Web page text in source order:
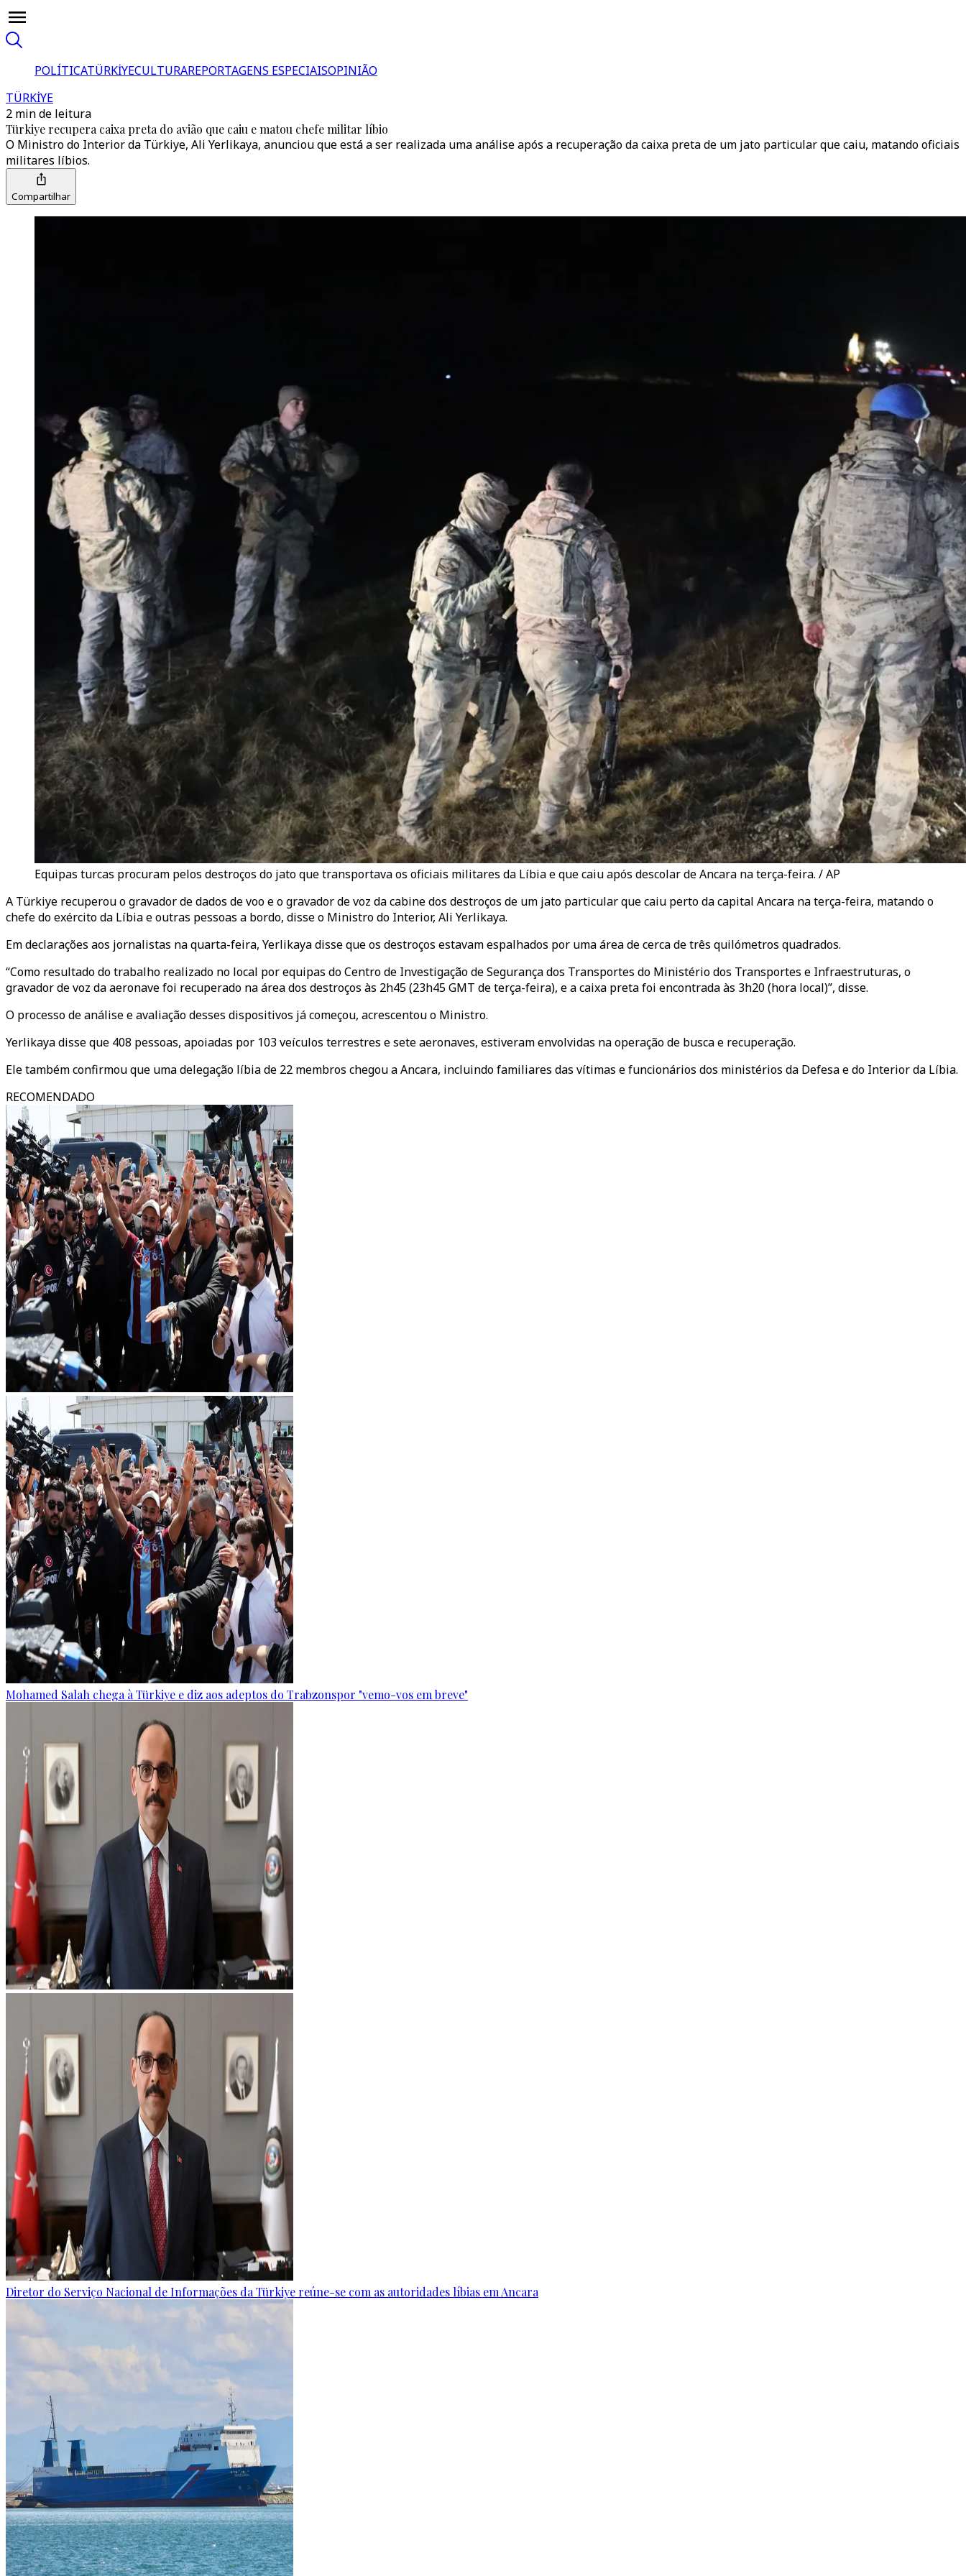
POLÍTICATÜRKİYECULTURAREPORTAGENS ESPECIAISOPINIÃO
TÜRKİYE
2 min de leitura
Türkiye recupera caixa preta do avião que caiu e matou chefe militar líbio
O Ministro do Interior da Türkiye, Ali Yerlikaya, anunciou que está a ser realizada uma análise após a recuperação da caixa preta de um jato particular que caiu, matando oficiais
militares líbios.
Compartilhar
Equipas turcas procuram pelos destroços do jato que transportava os oficiais militares da Líbia e que caiu após descolar de Ancara na terça-feira. / AP
A Türkiye recuperou o gravador de dados de voo e o gravador de voz da cabine dos destroços de um jato particular que caiu perto da capital Ancara na terça-feira, matando o
chefe do exército da Líbia e outras pessoas a bordo, disse o Ministro do Interior, Ali Yerlikaya.
Em declarações aos jornalistas na quarta-feira, Yerlikaya disse que os destroços estavam espalhados por uma área de cerca de três quilómetros quadrados.
“Como resultado do trabalho realizado no local por equipas do Centro de Investigação de Segurança dos Transportes do Ministério dos Transportes e Infraestruturas, o
gravador de voz da aeronave foi recuperado na área dos destroços às 2h45 (23h45 GMT de terça-feira), e a caixa preta foi encontrada às 3h20 (hora local)”, disse.
O processo de análise e avaliação desses dispositivos já começou, acrescentou o Ministro.
Yerlikaya disse que 408 pessoas, apoiadas por 103 veículos terrestres e sete aeronaves, estiveram envolvidas na operação de busca e recuperação.
Ele também confirmou que uma delegação líbia de 22 membros chegou a Ancara, incluindo familiares das vítimas e funcionários dos ministérios da Defesa e do Interior da Líbia.
RECOMENDADO
Mohamed Salah chega à Türkiye e diz aos adeptos do Trabzonspor "vemo-vos em breve"
Diretor do Serviço Nacional de Informações da Türkiye reúne-se com as autoridades líbias em Ancara